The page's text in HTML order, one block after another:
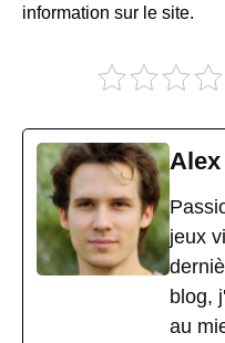
information sur le site.
Alex
jeux
blog,
au